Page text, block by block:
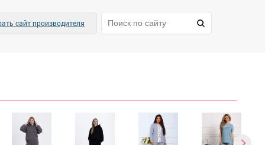
сайт производителя